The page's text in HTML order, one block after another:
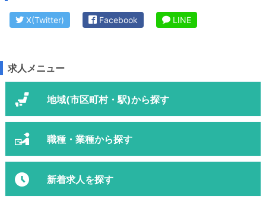
X(Twitter) Facebook LINE
求人メニュー
地域(市区町村・駅)から探す
職種・業種から探す
新着求人を探す